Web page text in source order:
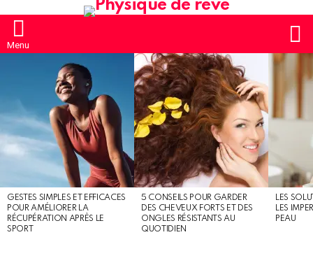
Menu
GESTES SIMPLES ET EFFICACES
POUR AMÉLIORER LA
RÉCUPÉRATION APRÈS LE
SPORT
5 CONSEILS POUR GARDER
DES CHEVEUX FORTS ET DES
ONGLES RÉSISTANTS AU
QUOTIDIEN
LES
LES
PEAU